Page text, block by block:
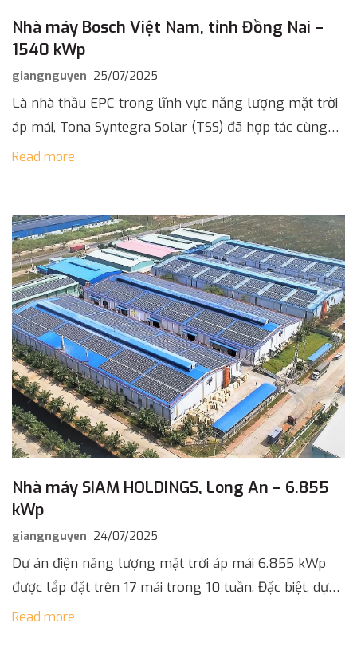
Nhà máy Bosch Việt Nam, tỉnh Đồng Nai –
1540 kWp
giangnguyen 25/07/2025
Là nhà thầu EPC trong lĩnh vực năng lượng mặt trời
áp mái, Tona Syntegra Solar (TSS) đã hợp tác cùng
Bosch để triển khai hệ thống điện mặt trời [...]
Read more
Nhà máy SIAM HOLDINGS, Long An – 6.855
kWp
giangnguyen 24/07/2025
Dự án điện năng lượng mặt trời áp mái 6.855 kWp
được lắp đặt trên 17 mái trong 10 tuần. Đặc biệt, dự
án đạt COD hai tuần trước thời […]
Read more